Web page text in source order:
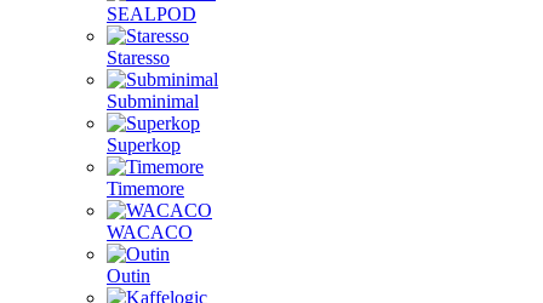
SEALPOD
Staresso
Subminimal
Superkop
Timemore
WACACO
Outin